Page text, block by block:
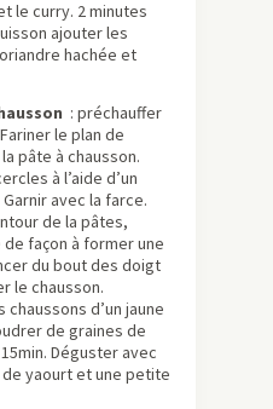
le curry. 2 minutes
ajouter les
hachée et
: préchauffer
le plan de
pâte à chausson.
à l’aide d’un
avec la farce.
de la pâtes,
façon à former une
du bout des doigt
le chausson.
d’un jaune
de graines de
Déguster avec
de yaourt et une petite